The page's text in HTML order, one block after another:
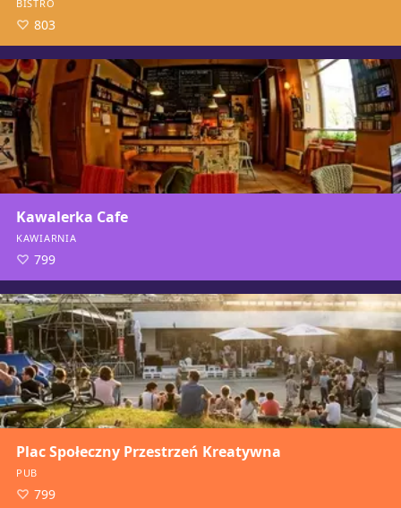
BISTRO
803
Kawalerka Cafe
KAWIARNIA
799
Plac Społeczny Przestrzeń Kreatywna
PUB
799